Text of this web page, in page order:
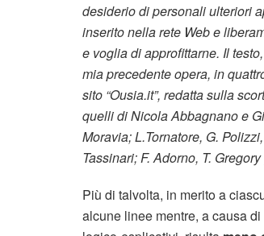
desiderio di personali ulteriori
inserito nella rete Web e
e voglia di approfittarne. Il
mia precedente opera, in
sito “Ousia.it”, redatta sulla
quelli di Nicola Abbagnano e
Moravia; L.Tornatore, G.
Tassinari; F. Adorno, T.
Più di talvolta, in merito a
alcune linee mentre, a causa di